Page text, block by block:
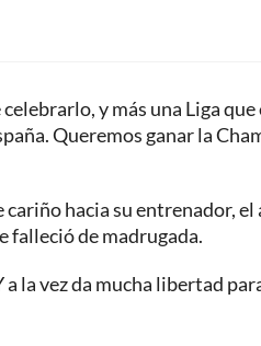
y más una Liga
Queremos ganar la
hacia su entrenador,
falleció de madrugada.
a la vez da mucha libertad